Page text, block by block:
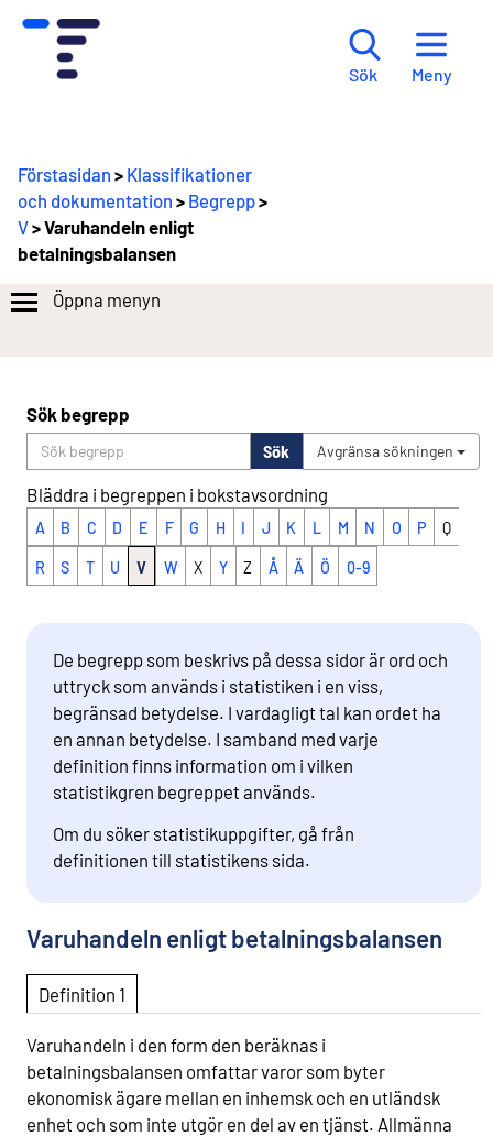
Sök Meny
Förstasidan > Klassifikationer
och dokumentation > Begrepp>
V> Varuhandeln enligt
betalningsbalansen
Öppna menyn
Sök begrepp
Sök Avgränsa sökningen
Bläddra i begreppen i bokstavsordning
A B C D E F G H I J K L M N O P Q
R S T U V W X Y Z Å Ä Ö 0-9
De begrepp som beskrivs på dessa sidor är ord och
uttryck som används i statistiken i en viss,
begränsad betydelse. I vardagligt tal kan ordet ha
en annan betydelse. I samband med varje
definition finns information om i vilken
statistikgren begreppet används.
Om du söker statistikuppgifter, gå från
definitionen till statistikens sida.
Varuhandeln enligt betalningsbalansen
Definition 1
Varuhandeln i den form den beräknas i
betalningsbalansen omfattar varor som byter
ekonomisk ägare mellan en inhemsk och en utländsk
enhet och som inte utgör en del av en tjänst. Allmänna